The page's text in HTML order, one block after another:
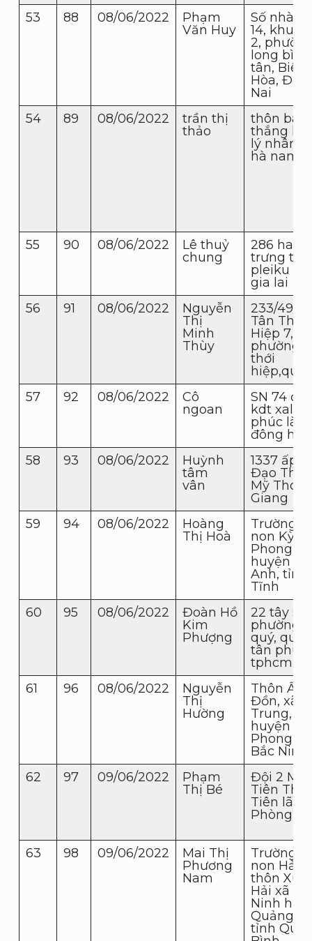
53
88 08/06/2022
Phạm
Văn Huy
Số nhà
14, khu
2,
long bình
tân, Biên
Hòa,
Nai
54
89 08/06/2022
trần thị
thảo
thôn ba
thắng
lý nhân
hà nam
55 90 08/06/2022
Lê thuỷ
chung
286 hai
trưng tp
pleiku
gia lai
56
91 08/06/2022
Nguyễn
Thị
Minh
Thùy
233/49/
Tân Thới
Hiệp 7,
phường
thới
57
92 08/06/2022
Cô
ngoan
SN 74 đc
kdt xala
phúc là
đông hà
58
93 08/06/2022
Huỳnh
tâm
vân
1337 ấp1,
Đạo
Mỹ Tho
Giang
59
94 08/06/2022
Hoàng
Thị Hoà
Trường
non Kỳ
Phong
huyện Kỳ
Anh, tỉnh
Tĩnh
60
95 08/06/2022
Đoàn Hồ
Kim
Phượng
22 tây
phường
quý, quận
tân phú,
tphcm
61
96 08/06/2022
Nguyễn
Thị
Hường
Thôn Ấp
Đồn, xã
Trung,
huyện
Phong,
Bắc Ninh
62
97 09/06/2022
Phạm
Thị Bé
Đội 2 Mỹ
Tiên
Tiên
Phòng
63 98 09/06/2022
Mai Thị
Phương
Nam
Trường
non Hải
thôn
Hải xã
Ninh
Quảng
tỉnh